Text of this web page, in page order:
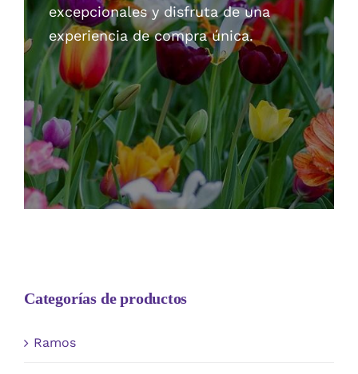
excepcionales y disfruta de una
experiencia de compra única.
Categorías de productos
Ramos